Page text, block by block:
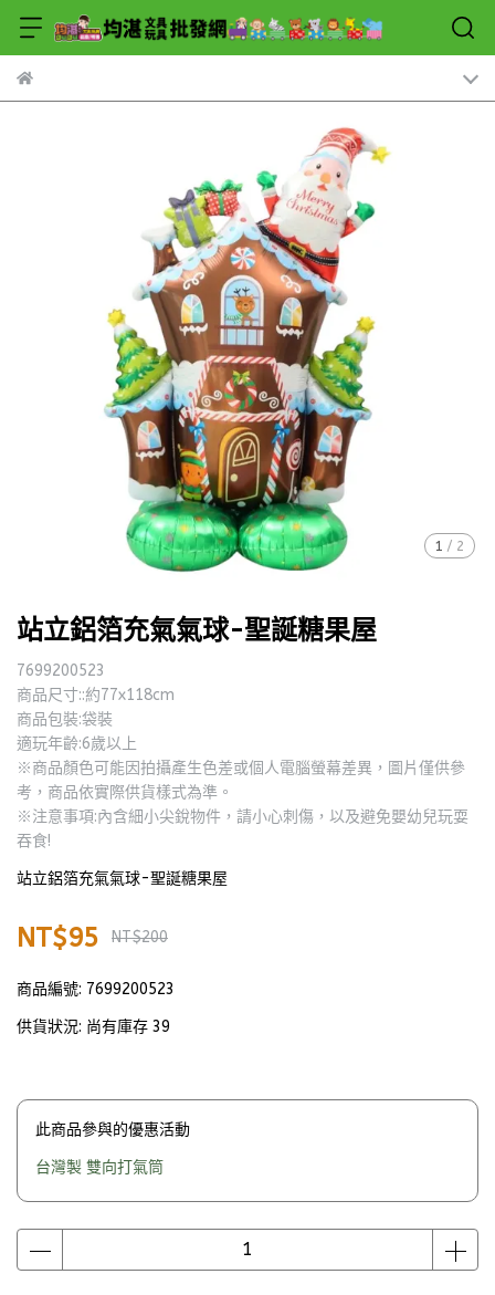
1 / 2
站立鋁箔充氣氣球-聖誕糖果屋
7699200523
商品尺寸::約77x118cm
商品包裝:袋裝
適玩年齡:6歲以上
※商品顏色可能因拍攝產生色差或個人電腦螢幕差異，圖片僅供參
考，商品依實際供貨樣式為準。
※注意事項:內含細小尖銳物件，請小心刺傷，以及避免嬰幼兒玩耍
吞食!
站立鋁箔充氣氣球-聖誕糖果屋
NT$95 NT$200
商品編號: 7699200523
供貨狀況: 尚有庫存 39
此商品參與的優惠活動
台灣製 雙向打氣筒